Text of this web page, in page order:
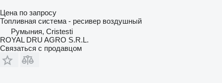
Цена по запросу
Топливная система - ресивер воздушный
Румыния, Cristesti
ROYAL DRU AGRO S.R.L.
Связаться с продавцом